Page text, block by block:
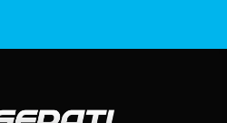
Edit]